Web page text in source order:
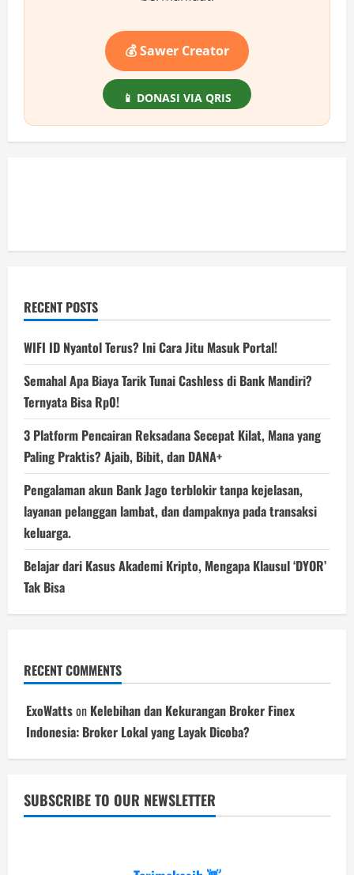
Kira
💰 Sawer Creator
📱 DONASI VIA QRIS
RECENT POSTS
WIFI ID Nyantol Terus? Ini Cara Jitu Masuk Portal!
Semahal Apa Biaya Tarik Tunai Cashless di Bank Mandiri?
Ternyata Bisa Rp0!
3 Platform Pencairan Reksadana Secepat Kilat, Mana yang
Paling Praktis? Ajaib, Bibit, dan DANA+
Pengalaman akun Bank Jago terblokir tanpa kejelasan,
layanan pelanggan lambat, dan dampaknya pada transaksi
keluarga.
Belajar dari Kasus Akademi Kripto, Mengapa Klausul ‘DYOR’
Tak Bisa
RECENT COMMENTS
ExoWattson Kelebihan dan Kekurangan Broker Finex
Indonesia: Broker Lokal yang Layak Dicoba?
SUBSCRIBE TO OUR NEWSLETTER